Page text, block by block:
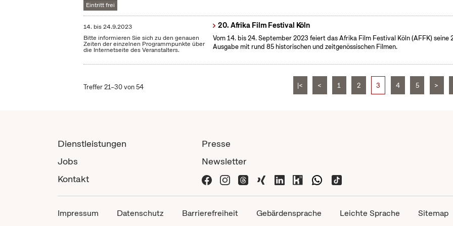
Eintritt frei
14. bis24.9.2023
Bitte informieren Sie sich zu den genauen
Zeiten der einzelnen Programmpunkte über
die Internetseite des Veranstalters.
20. Afrika Film Festival Köln
Vom 14. bis 24. September 2023 feiert das Afrika Film Festival Köln (AFFK) seine
Ausgabe mit rund 85 historischen und zeitgenössischen Filmen.
Treffer 21–30 von 54 |< < 1 2 3 4 5 >
Dienstleistungen
Jobs
Kontakt
Presse
Newsletter
Impressum Datenschutz Barrierefreiheit Gebärdensprache Leichte Sprache Sitemap